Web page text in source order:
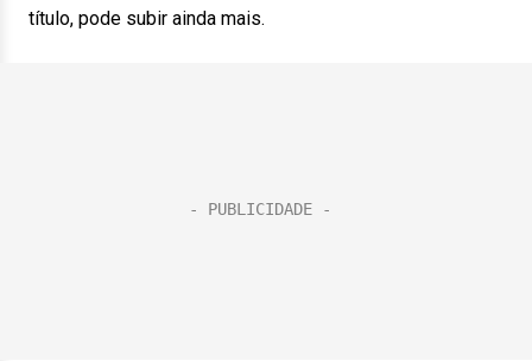
título, pode subir ainda mais.